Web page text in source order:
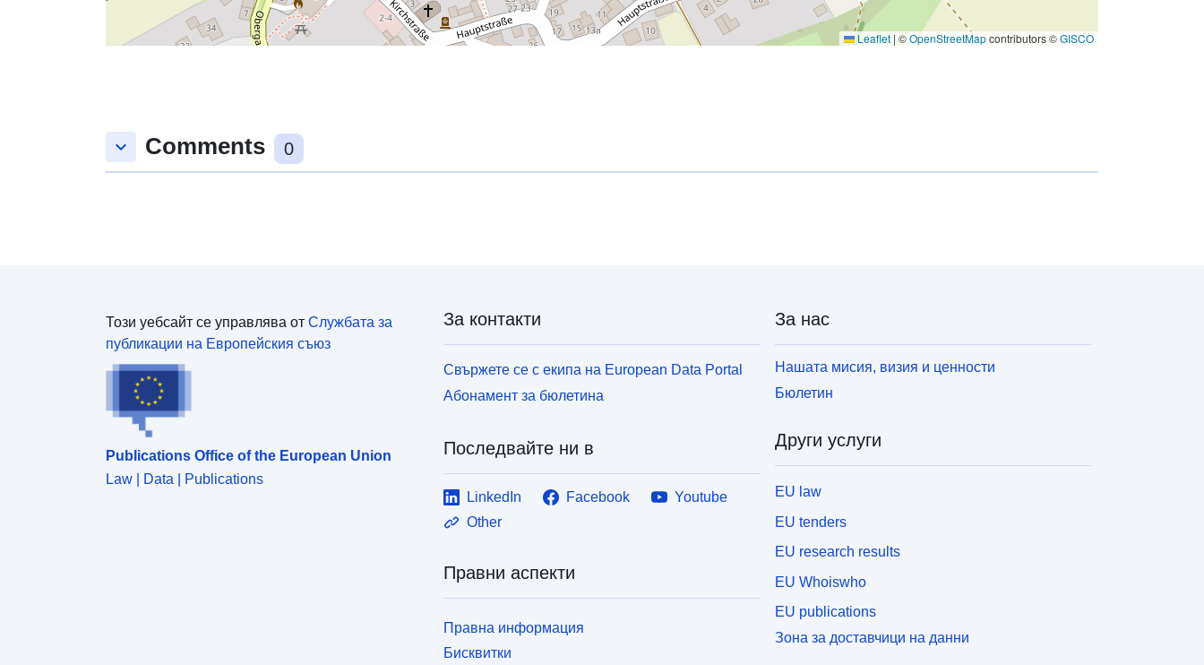
Leaflet | ©OpenStreetMapcontributors ©GISCO
keyboard_arrow_down Comments 0
Този уебсайт се управлява от Службата за
публикации на Европейския съюз
Publications Office of the European Union
Law | Data | Publications
За контакти
Свържете се с екипа на European Data Portal
Абонамент за бюлетина
Последвайте ни в
LinkedIn Facebook
Youtube
Other
Правни аспекти
Правна информация
Бисквитки
За нас
Нашата мисия, визия и ценности
Бюлетин
Други услуги
EU law
EU tenders
EU research results
EU Whoiswho
EU publications
Зона за доставчици на данни